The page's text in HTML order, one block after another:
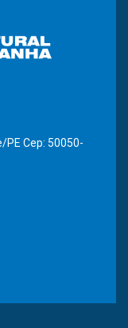
PE Cep: 50050-